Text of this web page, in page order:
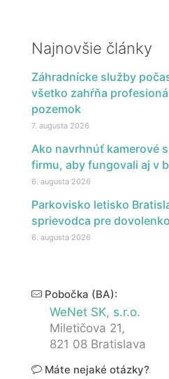
Najnovšie články
Záhradnícke služby
všetko zahŕňa
pozemok
7. augusta 2026
Ako navrhnúť kamerové
firmu, aby fungovali aj v
6. augusta 2026
Parkovisko letisko
sprievodca pre
6. augusta 2026
Pobočka (BA):
WeNet SK, s.r.o.
Miletičova 21,
821 08 Bratislava
Máte nejaké otázky?